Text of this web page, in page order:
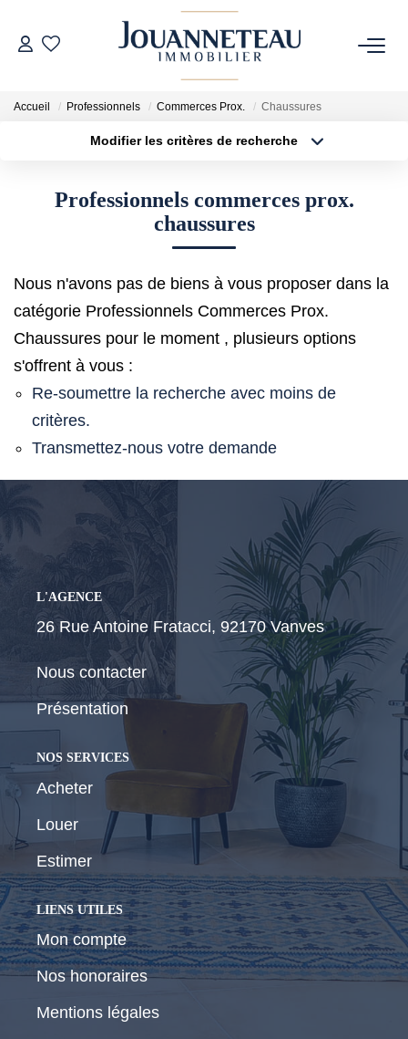
OFF-MARKET
ESTIMER
Estimation En Ligne
Estimation Sur Rendez-Vous
NOTRE HISTOIRE
NOTRE CHARTE
CONTACT
Accueil Professionnels Commerces Prox. Chaussures
Modifier les critères de recherche
Type de bien
Créer une alerte
Professionnels commerces prox.
chaussures
Nous n'avons pas de biens à vous proposer dans la
catégorie Professionnels Commerces Prox.
Chaussures pour le moment , plusieurs options
s'offrent à vous :
Re-soumettre la recherche avec moins de
critères.
Transmettez-nous votre demande
L'AGENCE
26 Rue Antoine Fratacci, 92170 Vanves
Nous contacter
Présentation
NOS SERVICES
Acheter
Louer
Estimer
LIENS UTILES
Mon compte
Nos honoraires
Mentions légales